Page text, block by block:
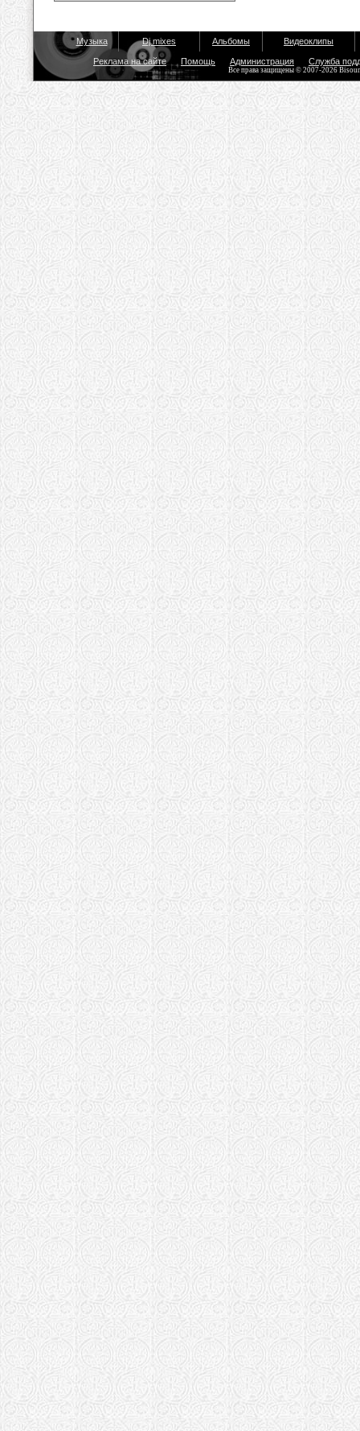
Музыка Dj mixes Альбомы Видеоклипы
Реклама на сайте Помощь Администрация Служба
Все права защищены © 2007-2026